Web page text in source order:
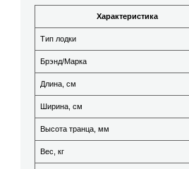
Характеристика
Тип лодки
Брэнд/Марка
Длина, см
Ширина, см
Высота транца, мм
Вес, кг